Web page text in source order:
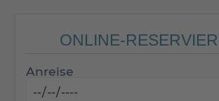
ONLINE-
Anreise